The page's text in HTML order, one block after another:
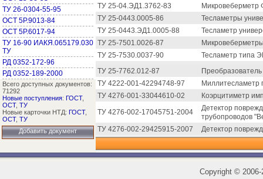
ТУ 26-0304-55-95
ОСТ 5Р.9013-84
ОСТ 5Р.6017-94
ТУ 16-90 ИАКЯ.065179.030
ТУ
РД 0352-172-96
РД 0352-189-2000
Всего доступных документов:
71292
Новые поступления: ГОСТ,
ОСТ, ТУ
Новые карточки НТД: ГОСТ,
ОСТ, ТУ
Добавить документ
ТУ 25-04.ЭД1.3762-83
Микровеберметр
ТУ 25-0443.0005-86
Тесламетры
ТУ 25-0443.ЭД1.0005-88
Тесламетр
ТУ 25-7501.0026-87
ТУ 25-7530.0037-90
Тесламетр типа
ТУ 25-7762.012-87
ТУ 4222-001-42294748-97
Миллитесламетр
ТУ 4276-001-33044610-02
Коэрцитиметр
ТУ 4276-002-17045751-2004
Детектор
трубопроводов
ТУ 4276-002-29425915-2007
Детектор
Copyright ©